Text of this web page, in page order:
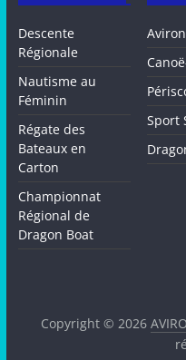
Descente
Régionale
Nautisme au
Féminin
Régate des
Bateaux en
Carton
Championnat
Régional de
Dragon Boat
Aviron
Sport
Copyright © 2026